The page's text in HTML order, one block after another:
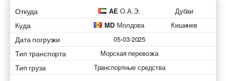
Откуда AE О.А.Э. Дубаи
Куда MD Молдова Кишинев
Дата погрузки 05-03-2025
Тип транспорта Морская перевозка
Тип груза Транспортные средства